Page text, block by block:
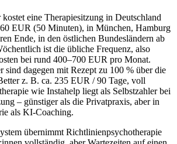
kostet eine Therapiesitzung in Deutschland
EUR (50 Minuten), in München, Hamburg
Ende, in den östlichen Bundesländern ab
ist die übliche Frequenz, also
bei rund 400–700 EUR pro Monat.
dagegen mit Rezept zu 100 % über die
z. B. ca. 235 EUR / 90 Tage, voll
wie Instahelp liegt als Selbstzahler bei
– günstiger als die Privatpraxis, aber in
als KI-Coaching.
übernimmt Richtlinienpsychotherapie